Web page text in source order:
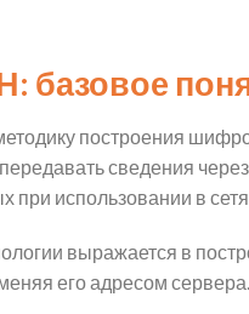
базовое
построения
передавать сведения
при использовании в
выражается в
его адресом